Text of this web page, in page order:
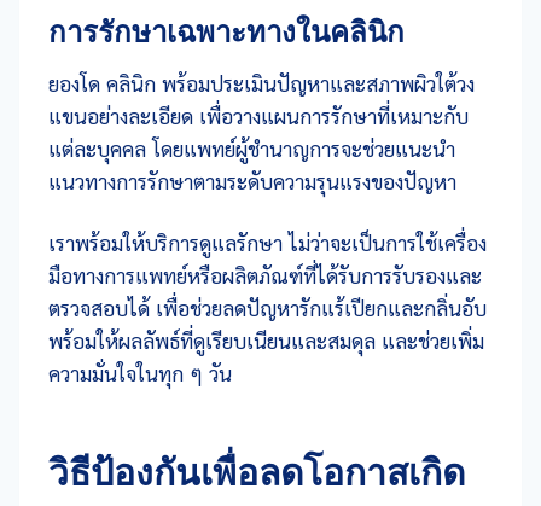
การรักษาเฉพาะทางในคลินิก
ยองโด คลินิก พร้อมประเมินปัญหาและสภาพผิวใต้วง
แขนอย่างละเอียด เพื่อวางแผนการรักษาที่เหมาะกับ
แต่ละบุคคล โดยแพทย์ผู้ชำนาญการจะช่วยแนะนำ
แนวทางการรักษาตามระดับความรุนแรงของปัญหา
เราพร้อมให้บริการดูแลรักษา ไม่ว่าจะเป็นการใช้เครื่อง
มือทางการแพทย์หรือผลิตภัณฑ์ที่ได้รับการรับรองและ
ตรวจสอบได้ เพื่อช่วยลดปัญหารักแร้เปียกและกลิ่นอับ
พร้อมให้ผลลัพธ์ที่ดูเรียบเนียนและสมดุล และช่วยเพิ่ม
ความมั่นใจในทุก ๆ วัน
วิธีป้องกันเพื่อลดโอกาสเกิด